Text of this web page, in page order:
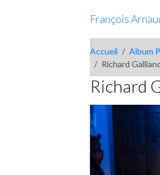
François
Accueil Album
Richard
Richard